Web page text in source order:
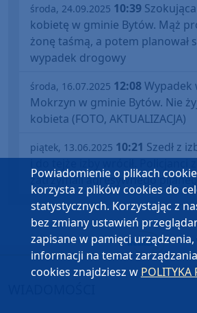
środa, 24.09.2025 10:39
kobietę w gminie Bytów. Mąż
żonę taśmą, a potem planował
wypadek drogowy
środa, 16.07.2025 12:08Wypadek
Mokrzyn w gminie Bytów. Nie
kobieta (FOTO, AKTUALIZACJA)
piątek, 13.06.2025 10:21 Szedł z
zatrzymali agresywnego
Powiadomienie o plikach
korzysta z plików cookies do
statystycznych. Korzystając z
bez zmiany ustawień
zapisane w pamięci urządzenia,
informacji na temat
cookies znajdziesz w POLITYKA